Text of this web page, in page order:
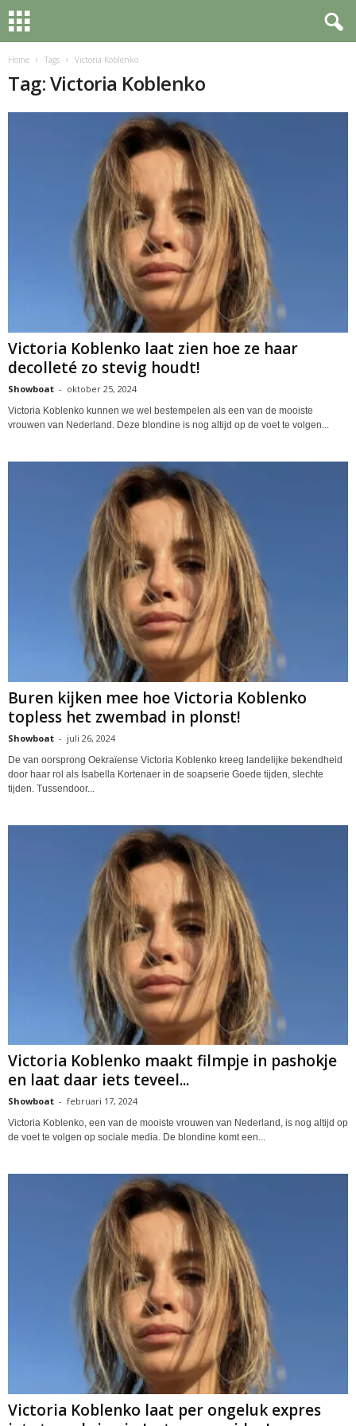
Home Tags Victoria Koblenko
Tag: Victoria Koblenko
Victoria Koblenko laat zien hoe ze haar
decolleté zo stevig houdt!
Showboat - oktober 25, 2024
Victoria Koblenko kunnen we wel bestempelen als een van de mooiste
vrouwen van Nederland. Deze blondine is nog altijd op de voet te volgen...
Buren kijken mee hoe Victoria Koblenko
topless het zwembad in plonst!
Showboat - juli 26, 2024
De van oorsprong Oekraïense Victoria Koblenko kreeg landelijke bekendheid
door haar rol als Isabella Kortenaer in de soapserie Goede tijden, slechte
tijden. Tussendoor...
Victoria Koblenko maakt filmpje in pashokje
en laat daar iets teveel...
Showboat - februari 17, 2024
Victoria Koblenko, een van de mooiste vrouwen van Nederland, is nog altijd op
de voet te volgen op sociale media. De blondine komt een...
Victoria Koblenko laat per ongeluk expres